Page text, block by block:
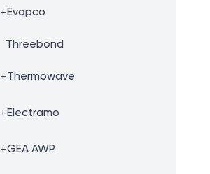
+Evapco
Threebond
+Thermowave
+Electramo
+GEA AWP